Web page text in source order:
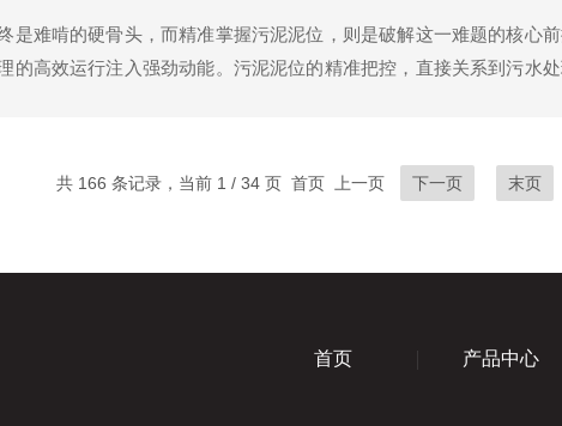
是难啃的硬骨头，而精准掌握污泥泥位，则是破解这一难题的核心
的高效运行注入强劲动能。污泥泥位的精准把控，直接关系到污水
共 166 条记录，当前 1 / 34 页 首页 上一页 下一页 末页
首页 产品中心